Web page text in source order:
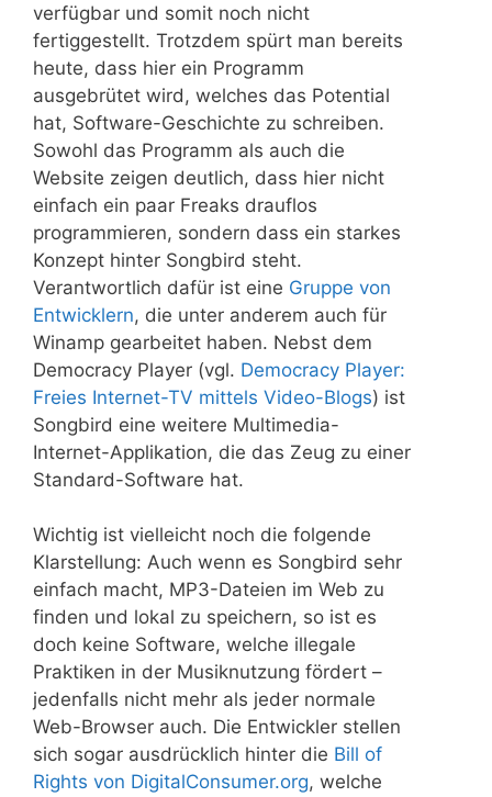
verfügbar und somit noch nicht
fertiggestellt. Trotzdem spürt man bereits
heute, dass hier ein Programm
ausgebrütet wird, welches das Potential
hat, Software-Geschichte zu schreiben.
Sowohl das Programm als auch die
Website zeigen deutlich, dass hier nicht
einfach ein paar Freaks drauflos
programmieren, sondern dass ein starkes
Konzept hinter Songbird steht.
Verantwortlich dafür ist eine Gruppe von
Entwicklern, die unter anderem auch für
Winamp gearbeitet haben. Nebst dem
Democracy Player (vgl. Democracy Player:
Freies Internet-TV mittels Video-Blogs) ist
Songbird eine weitere Multimedia-
Internet-Applikation, die das Zeug zu einer
Standard-Software hat.
Wichtig ist vielleicht noch die folgende
Klarstellung: Auch wenn es Songbird sehr
einfach macht, MP3-Dateien im Web zu
finden und lokal zu speichern, so ist es
doch keine Software, welche illegale
Praktiken in der Musiknutzung fördert –
jedenfalls nicht mehr als jeder normale
Web-Browser auch. Die Entwickler stellen
sich sogar ausdrücklich hinter die Bill of
Rights von DigitalConsumer.org, welche